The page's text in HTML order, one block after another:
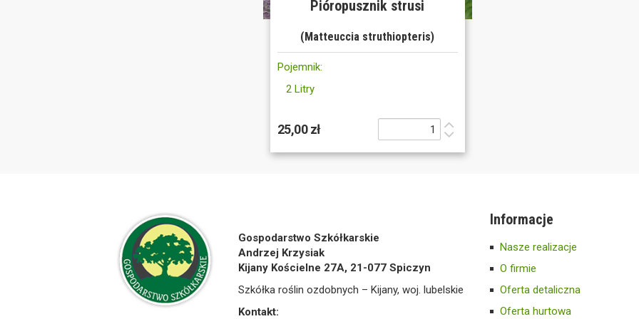
Pióropusznik strusi
(Matteuccia struthiopteris)
Pojemnik:
2 Litry
25,00 zł
Gospodarstwo Szkółkarskie
Andrzej Krzysiak
Kijany Kościelne 27A, 21-077 Spiczyn
Szkółka roślin ozdobnych – Kijany, woj. lubelskie
Kontakt:
Informacje
Nasze realizacje
O firmie
Oferta detaliczna
Oferta hurtowa